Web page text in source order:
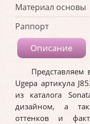
Материал основы
Раппорт
Описание
Представляем
Ugepa артикула
из каталога
дизайном, а
оттенков и